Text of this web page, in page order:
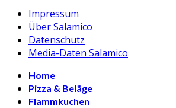
Impressum
Über Salamico
Datenschutz
Media-Daten Salamico
Home
Pizza & Beläge
Flammkuchen